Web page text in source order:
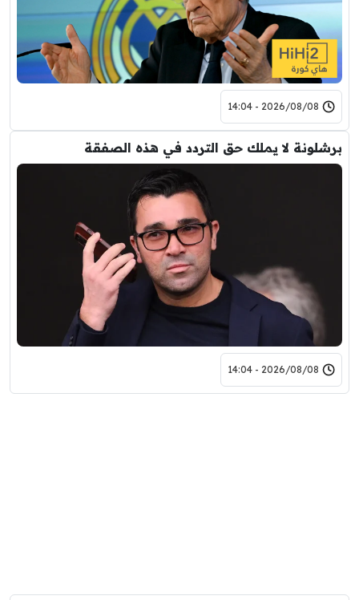
2026/08/08 - 14:04
برشلونة لا يملك حق التردد في هذه الصفقة
2026/08/08 - 14:04